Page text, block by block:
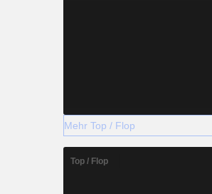
Mehr Top / Flop
Top / Flop